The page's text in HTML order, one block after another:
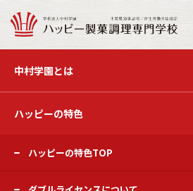
中村学園とは
ハッピーの特色
ハッピーの特色TOP